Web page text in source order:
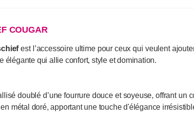
COUGAR
est l’accessoire ultime pour ceux qui veulent
élégante qui allie confort, style et domination.
doublé d’une fourrure douce et soyeuse, offrant un
métal doré, apportant une touche d'élégance